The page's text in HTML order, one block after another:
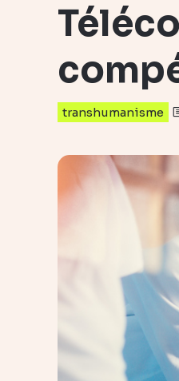
transhumanisme